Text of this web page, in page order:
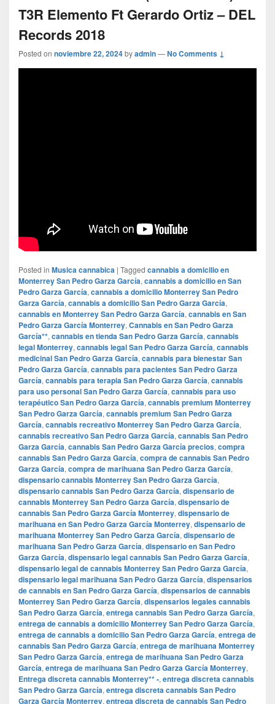
T3R Elemento Ft Gerardo Ortiz – DEL
Records 2018
Posted on noviembre 22, 2024byadmin—No Comments ↓
Posted in Musica cannabica | Tagged cannabis a domicilio en
Monterrey San Pedro Garza García, cannabis a domicilio en San
Pedro Garza García, cannabis a domicilio Monterrey San Pedro
Garza García, cannabis a domicilio San Pedro Garza García,
cannabis en Monterrey San Pedro Garza García, cannabis en San
Pedro Garza García Monterrey, Cannabis en San Pedro Garza
García**, cannabis en tienda San Pedro Garza García, cannabis
legal Monterrey, cannabis legal San Pedro Garza García, cannabis
medicinal San Pedro Garza García, cannabis para bienestar San
Pedro Garza García, cannabis para pacientes San Pedro Garza
García, cannabis para terapia San Pedro Garza García, cannabis
para uso personal San Pedro Garza García, cannabis para uso
terapéutico San Pedro Garza García, cannabis premium Monterrey
San Pedro Garza García, cannabis premium San Pedro Garza
García, cannabis recreativo Monterrey San Pedro Garza García,
cannabis recreativo San Pedro Garza García, cannabis San Pedro
Garza García, cannabis San Pedro Garza García precios, compra
cannabis San Pedro Garza García, compra de cannabis San Pedro
Garza García, compra de marihuana San Pedro Garza García,
dispensario cannabis Monterrey San Pedro Garza García,
dispensario cannabis San Pedro Garza García, dispensario de
cannabis Monterrey San Pedro Garza García, dispensario de
cannabis San Pedro Garza García Monterrey, dispensario de
marihuana en San Pedro Garza García Monterrey, dispensario de
marihuana Monterrey San Pedro Garza García, dispensario de
marihuana San Pedro Garza García, dispensario en San Pedro
Garza García, dispensario legal cannabis San Pedro Garza García,
dispensario legal de cannabis Monterrey San Pedro Garza García,
dispensario legal marihuana San Pedro Garza García, dispensarios
de cannabis en San Pedro Garza García, dispensarios de cannabis
Monterrey San Pedro Garza García, dispensarios legales cannabis
San Pedro Garza García, entrega cannabis San Pedro Garza García,
entrega de cannabis a domicilio Monterrey San Pedro Garza García,
entrega de cannabis a domicilio San Pedro Garza García, entrega de
cannabis San Pedro Garza García, entrega de marihuana Monterrey
San Pedro Garza García, entrega de marihuana San Pedro Garza
García, entrega de marihuana San Pedro Garza García Monterrey,
Entrega discreta cannabis Monterrey** -, entrega discreta cannabis
San Pedro Garza García, entrega discreta cannabis San Pedro
Garza García Monterrey, entrega discreta de cannabis San Pedro